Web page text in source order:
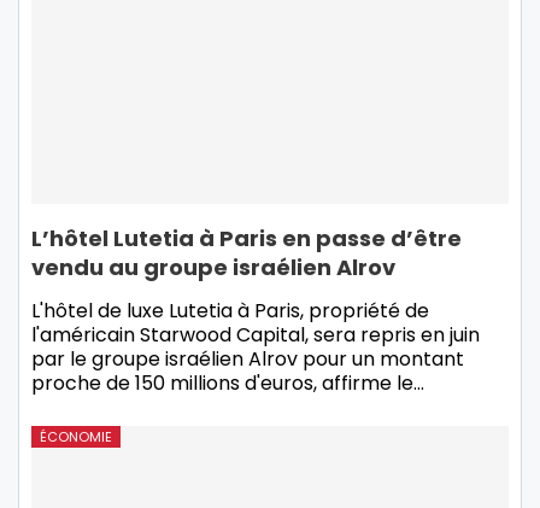
L’hôtel Lutetia à Paris en passe d’être
vendu au groupe israélien Alrov
L'hôtel de luxe Lutetia à Paris, propriété de
l'américain Starwood Capital, sera repris en juin
par le groupe israélien Alrov pour un montant
proche de 150 millions d'euros, affirme le…
ÉCONOMIE